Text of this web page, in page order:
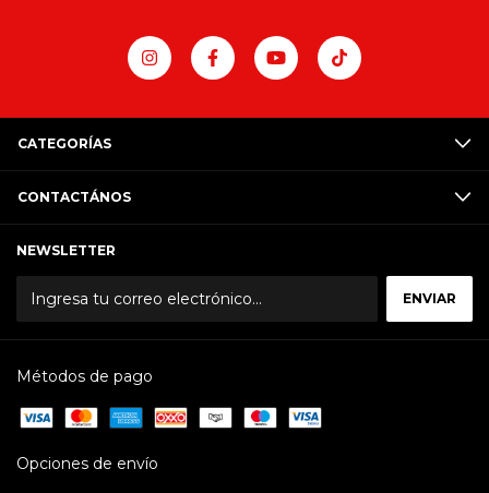
CATEGORÍAS
CONTACTÁNOS
NEWSLETTER
Métodos de pago
Opciones de envío